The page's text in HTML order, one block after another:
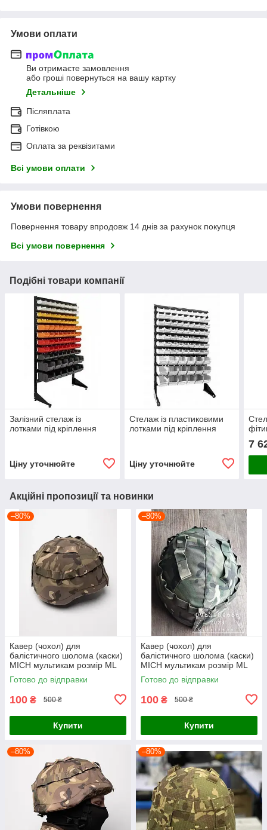
Умови оплати
Ви отримаєте замовлення
або гроші повернуться на вашу картку
Детальніше
Післяплата
Готівкою
Оплата за реквізитами
Всі умови оплати
Умови повернення
Повернення товару впродовж 14 днів за рахунок покупця
Всі умови повернення
Подібні товари компанії
Залізний стелаж із
лотками під кріплення
Ціну уточнюйте
Стелаж із пластиковими
лотками під кріплення
Ціну уточнюйте
7
Акційні пропозиції та новинки
–80%
Кавер (чохол) для
балістичного шолома (каски)
MICH мультикам розмір МL
Готово до відправки
100 ₴ 500 ₴
Купити
–80%
Кавер (чохол) для
балістичного шолома (каски)
MICH мультикам розмір МL
Готово до відправки
100 ₴ 500 ₴
Купити
–80% –80%